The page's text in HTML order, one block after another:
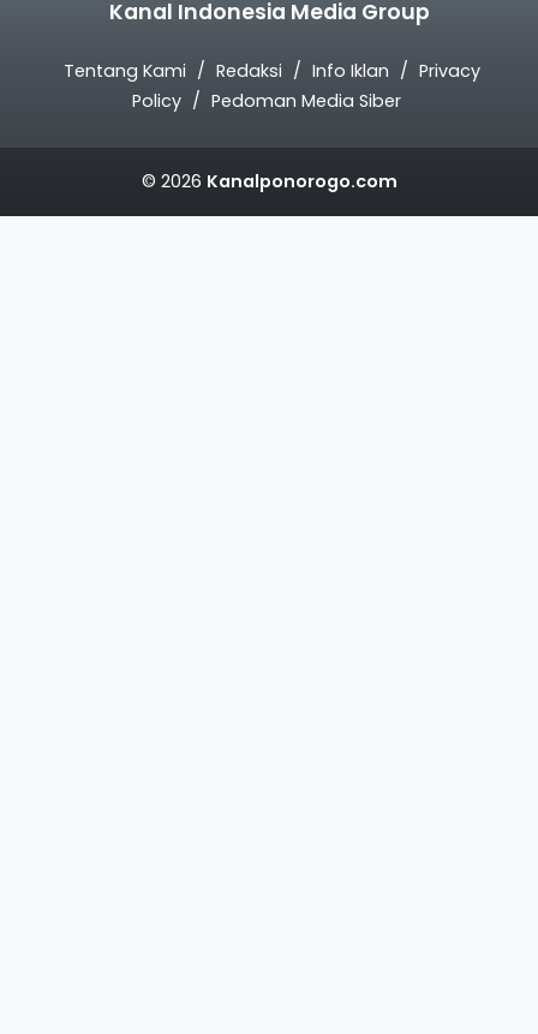
Kanal Indonesia Media Group
Tentang Kami Redaksi Info Iklan
Privacy
Policy
Pedoman Media Siber
© 2026 Kanalponorogo.com